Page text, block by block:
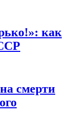
как
смерти